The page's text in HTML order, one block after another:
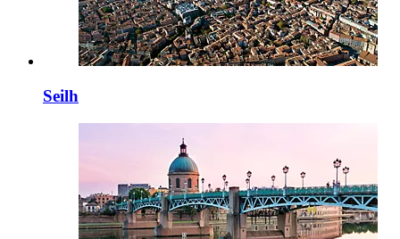
Seilh